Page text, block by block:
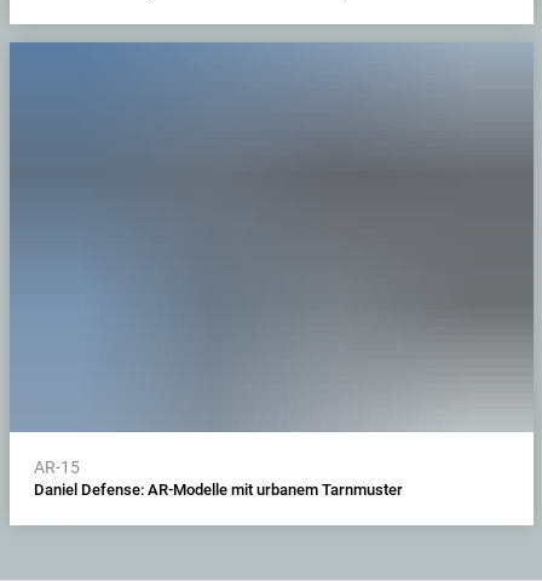
AR-15
Daniel Defense: AR-Modelle mit urbanem Tarnmuster